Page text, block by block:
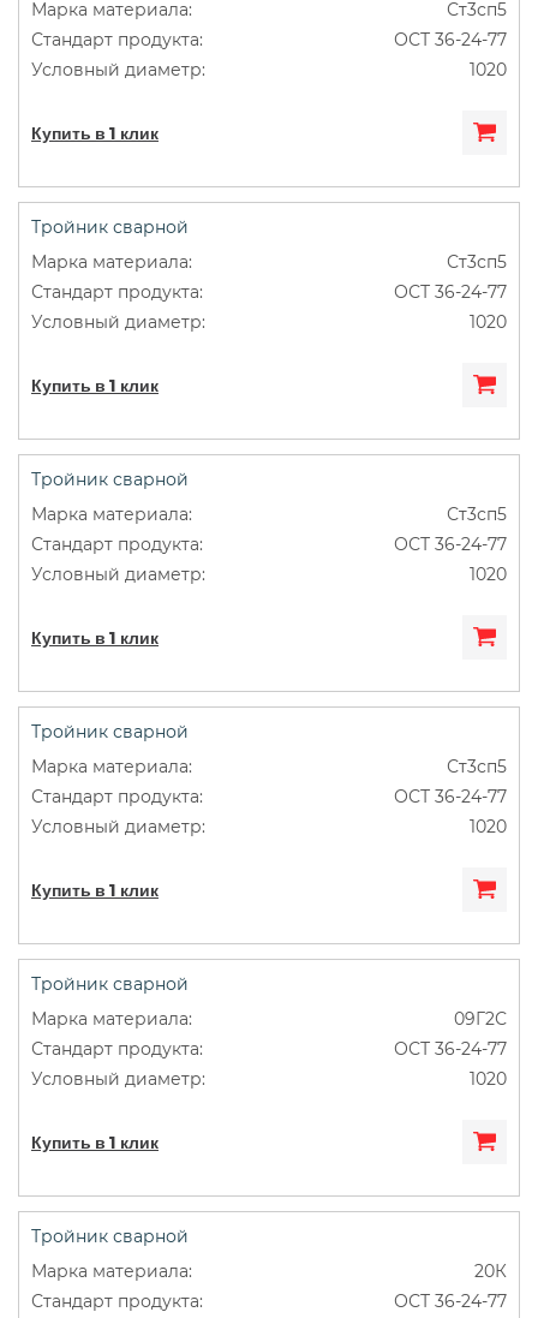
Ст3сп5
ОСТ 36-24-77
1020
Купить в 1 клик
Тройник сварной
Ст3сп5
ОСТ 36-24-77
1020
Купить в 1 клик
Тройник сварной
Ст3сп5
ОСТ 36-24-77
1020
Купить в 1 клик
Тройник сварной
Ст3сп5
ОСТ 36-24-77
1020
Купить в 1 клик
Тройник сварной
09Г2С
ОСТ 36-24-77
1020
Купить в 1 клик
Тройник сварной
20К
ОСТ 36-24-77